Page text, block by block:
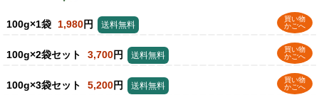
100g×1袋 1,980円
買い物
かごへ
送料無料
100g×2袋セット 3,700円
買い物
かごへ
送料無料
100g×3袋セット 5,200円
買い物
かごへ
送料無料